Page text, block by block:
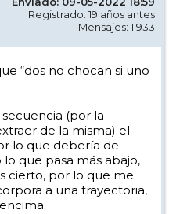
Registrado: 19 años antes
Mensajes: 1.933
“dos no chocan si uno
(por la
de la misma) el
lo que debería de
que pasa más abajo,
cierto, por lo que me
a una trayectoria,